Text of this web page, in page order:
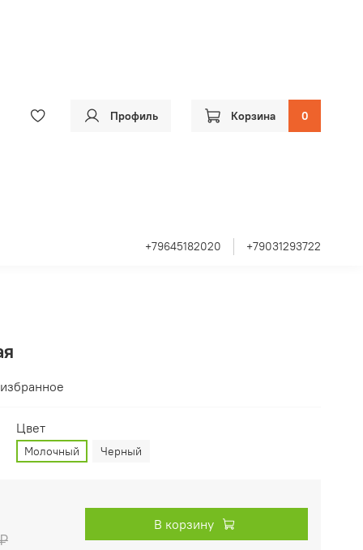
Профиль Корзина 0
+79645182020 +79031293722
Цвет
Молочный Черный
В корзину